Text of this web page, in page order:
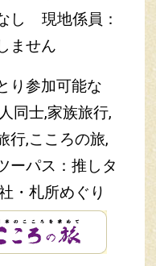
し
現地係員：
ません
り参加可能な
同士,家族旅行,
行,こころの旅,
ーパス：推しタ
・札所めぐり